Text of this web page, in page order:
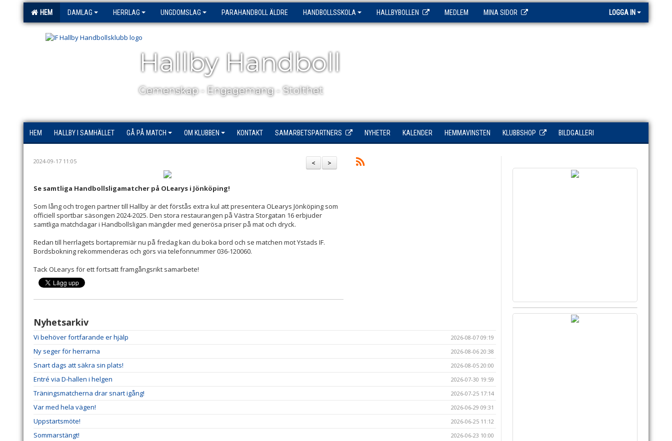
HEM DAMLAG HERRLAG UNGDOMSLAG PARAHANDBOLL ÄLDRE HANDBOLLSSKOLA HALLBYBOLLEN MEDLEM MINA SIDOR LOGGA IN
Hallby Handboll
Gemenskap - Engagemang - Stolthet
HEM HALLBY I SAMHÄLLET GÅ PÅ MATCH OM KLUBBEN KONTAKT SAMARBETSPARTNERS NYHETER KALENDER HEMMAVINSTEN KLUBBSHOP BILDGALLERI
>
<
2024-09-17 11:05
Se samtliga Handbollsligamatcher på OLearys i Jönköping!
Som lång och trogen partner till Hallby är det förstås extra kul att presentera OLearys Jönköping som
officiell sportbar säsongen 2024-2025. Den stora restaurangen på Västra Storgatan 16 erbjuder
samtliga matchdagar i Handbollsligan mängder med generösa priser på mat och dryck.
Redan till herrlagets bortapremiär nu på fredag kan du boka bord och se matchen mot Ystads IF.
Bordsbokning rekommenderas och görs via telefonnummer 036-120060.
Tack OLearys för ett fortsatt framgångsrikt samarbete!
Nyhetsarkiv
Vi behöver fortfarande er hjälp 2026-08-07 09:19
Ny seger för herrarna 2026-08-06 20:38
Snart dags att säkra sin plats! 2026-08-05 20:00
Entré via D-hallen i helgen 2026-07-30 19:59
Träningsmatcherna drar snart igång! 2026-07-25 17:14
Var med hela vägen! 2026-06-29 09:31
Uppstartsmöte! 2026-06-25 11:12
Sommarstängt! 2026-06-23 10:00